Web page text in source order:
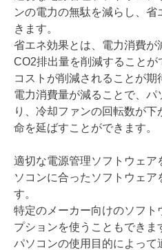
ンの電力の無駄を減らし、
きます。
省エネ効果とは、電力消費が
CO2排出量を削減すること
コストが削減されることが期
電力消費量が減ることで、
り、冷却ファンの回転数が
命を延ばすことができます。
適切な電源管理ソフトウェ
ソコンに合ったソフトウェア
す。
特定のメーカー向けのソフト
プションを使うこともできま
パソコンの使用目的によって